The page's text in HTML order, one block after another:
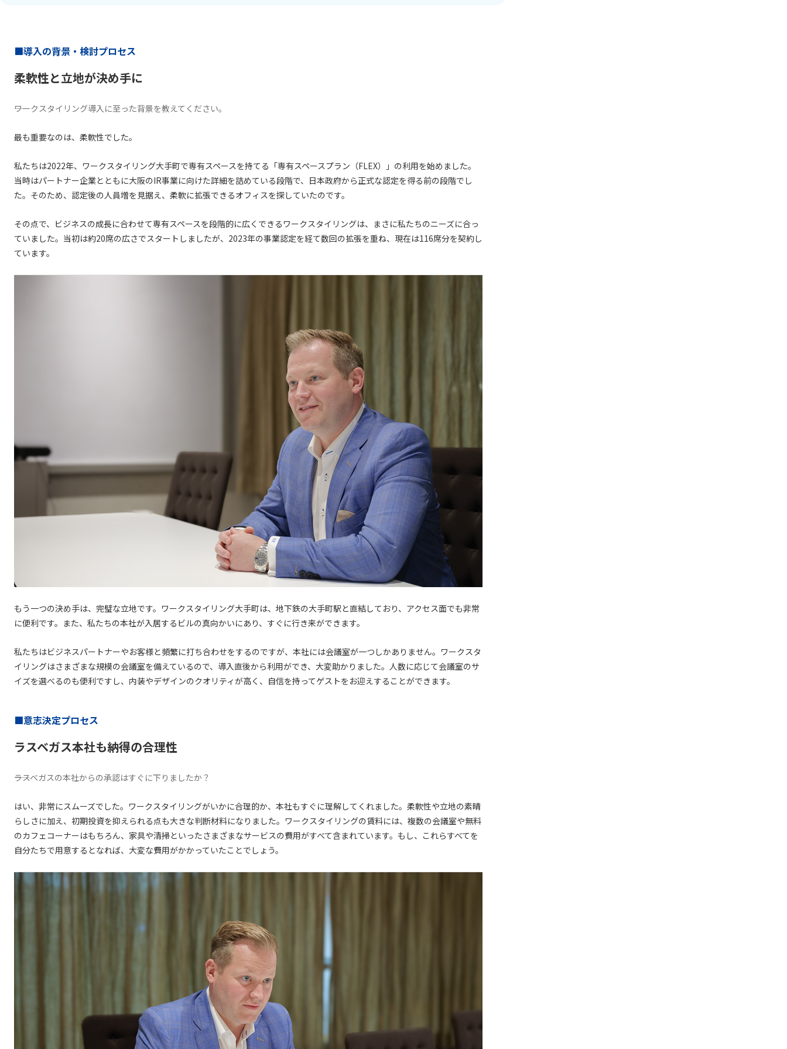
■導入の背景・検討プロセス
柔軟性と立地が決め手に
――ワークスタイリング導入に至った背景を教えてください。
最も重要なのは、柔軟性でした。
私たちは2022年、ワークスタイリング大手町で専有スペースを持てる「専有スペースプラン（FLEX）」の利用を始めました。
当時はパートナー企業とともに大阪のIR事業に向けた詳細を詰めている段階で、日本政府から正式な認定を得る前の段階でし
た。そのため、認定後の人員増を見据え、柔軟に拡張できるオフィスを探していたのです。
その点で、ビジネスの成長に合わせて専有スペースを段階的に広くできるワークスタイリングは、まさに私たちのニーズに合っ
ていました。当初は約20席の広さでスタートしましたが、2023年の事業認定を経て数回の拡張を重ね、現在は116席分を契約し
ています。
もう一つの決め手は、完璧な立地です。ワークスタイリング大手町は、地下鉄の大手町駅と直結しており、アクセス面でも非常
に便利です。また、私たちの本社が入居するビルの真向かいにあり、すぐに行き来ができます。
私たちはビジネスパートナーやお客様と頻繁に打ち合わせをするのですが、本社には会議室が一つしかありません。ワークスタ
イリングはさまざまな規模の会議室を備えているので、導入直後から利用ができ、大変助かりました。人数に応じて会議室のサ
イズを選べるのも便利ですし、内装やデザインのクオリティが高く、自信を持ってゲストをお迎えすることができます。
■意志決定プロセス
ラスベガス本社も納得の合理性
――ラスベガスの本社からの承認はすぐに下りましたか？
はい、非常にスムーズでした。ワークスタイリングがいかに合理的か、本社もすぐに理解してくれました。柔軟性や立地の素晴
らしさに加え、初期投資を抑えられる点も大きな判断材料になりました。ワークスタイリングの賃料には、複数の会議室や無料
のカフェコーナーはもちろん、家具や清掃といったさまざまなサービスの費用がすべて含まれています。もし、これらすべてを
自分たちで用意するとなれば、大変な費用がかかっていたことでしょう。